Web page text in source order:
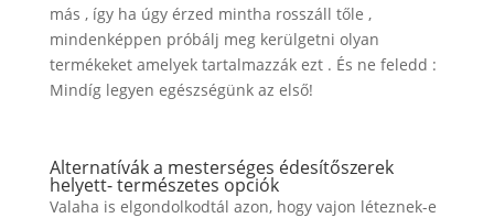
más , így ha úgy érzed mintha rosszáll tőle ,
mindenképpen próbálj meg kerülgetni olyan
termékeket amelyek tartalmazzák ezt . És ne feledd :
Mindíg legyen egészségünk az első!
Alternatívák a mesterséges édesítőszerek
helyett- természetes opciók
Valaha is elgondolkodtál azon, hogy vajon léteznek-e